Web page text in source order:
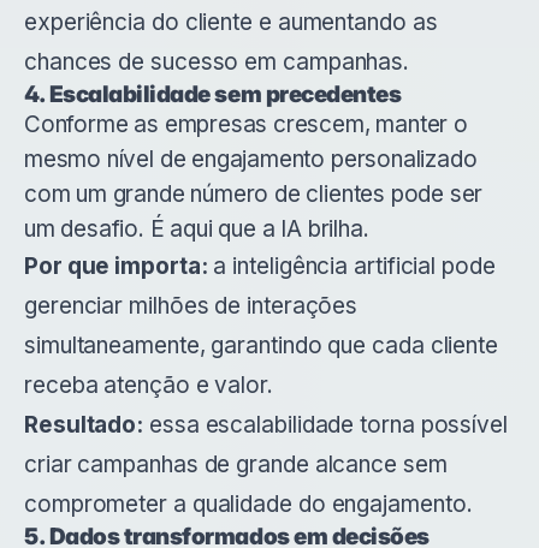
experiência do cliente e aumentando as
chances de sucesso em campanhas.
4. Escalabilidade sem precedentes
Conforme as empresas crescem, manter o
mesmo nível de engajamento personalizado
com um grande número de clientes pode ser
um desafio. É aqui que a IA brilha.
Por que importa: a inteligência artificial pode
gerenciar milhões de interações
simultaneamente, garantindo que cada cliente
receba atenção e valor.
Resultado: essa escalabilidade torna possível
criar campanhas de grande alcance sem
comprometer a qualidade do engajamento.
5. Dados transformados em decisões